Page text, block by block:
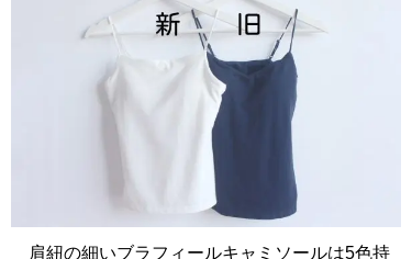
肩紐の細いブラフィールキャミソールは5色持